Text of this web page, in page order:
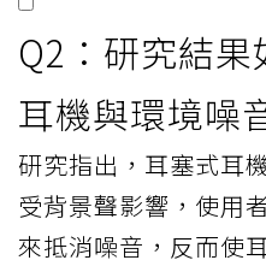
Q2：研究結
耳機與環境噪
研究指出，耳塞式耳
受背景聲影響，使用
來抵消噪音，反而使